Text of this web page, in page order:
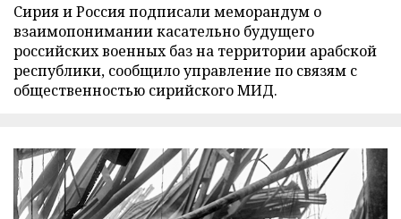
Сирия и Россия подписали меморандум о
взаимопонимании касательно будущего
российских военных баз на территории арабской
республики, сообщило управление по связям с
общественностью сирийского МИД.